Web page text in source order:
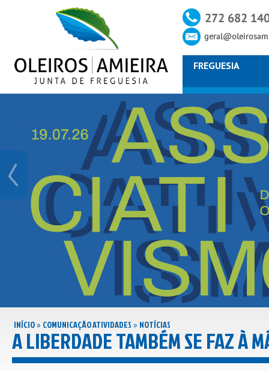
FREGUESIA
INÍCIO» COMUNICAÇÃO ATIVIDADES » NOTÍCIAS
A LIBERDADE TAMBÉM SE FAZ À